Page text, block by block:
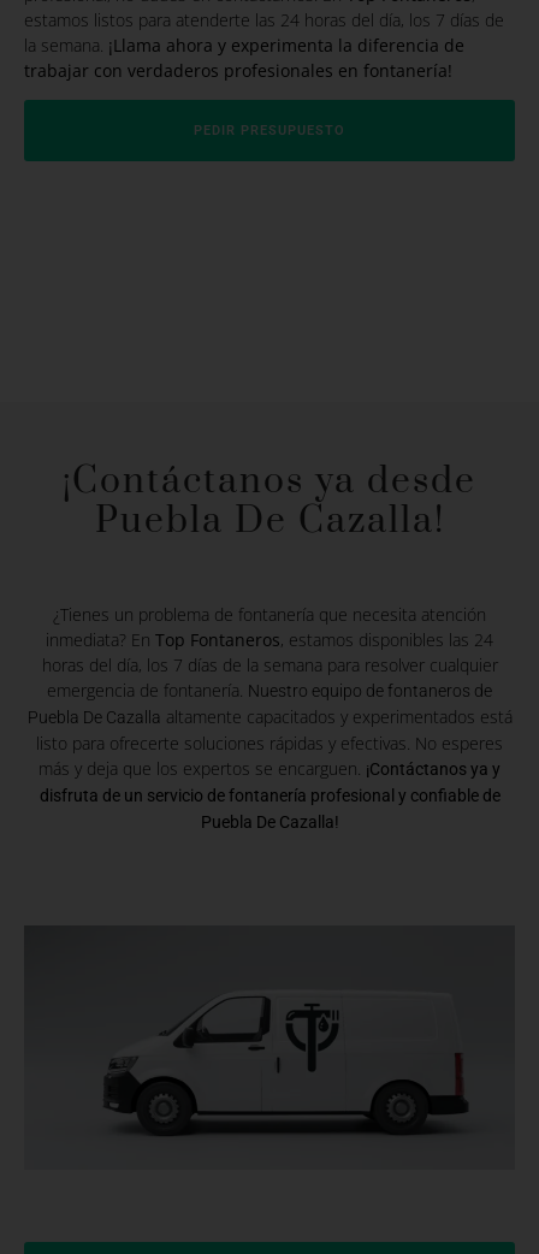
estamos listos para atenderte las 24 horas del día, los 7 días de
la semana. ¡Llama ahora y experimenta la diferencia de
trabajar con verdaderos profesionales en fontanería!
PEDIR PRESUPUESTO
¡Contáctanos ya desde
Puebla De Cazalla!
¿Tienes un problema de fontanería que necesita atención
inmediata? En Top Fontaneros, estamos disponibles las 24
horas del día, los 7 días de la semana para resolver cualquier
emergencia de fontanería. Nuestro equipo de fontaneros de
Puebla De Cazalla altamente capacitados y experimentados está
listo para ofrecerte soluciones rápidas y efectivas. No esperes
más y deja que los expertos se encarguen. ¡Contáctanos ya y
disfruta de un servicio de fontanería profesional y confiable de
Puebla De Cazalla!